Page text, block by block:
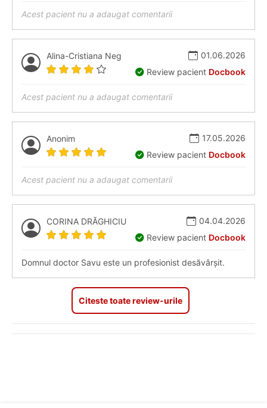
Acest pacient nu a adaugat comentarii
Alina-Cristiana Neg
01.06.2026
Review pacient Docbook
Acest pacient nu a adaugat comentarii
Anonim
17.05.2026
Review pacient Docbook
Acest pacient nu a adaugat comentarii
CORINA DRĂGHICIU
04.04.2026
Review pacient Docbook
Domnul doctor Savu este un profesionist desăvârșit.
Citeste toate review-urile